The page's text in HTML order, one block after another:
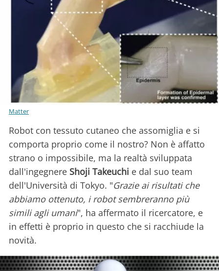
Matter
Robot con tessuto cutaneo che assomiglia e si
comporta proprio come il nostro? Non è affatto
strano o impossibile, ma la realtà sviluppata
dall'ingegnere Shoji Takeuchi e dal suo team
dell'Università di Tokyo. "Grazie ai risultati che
abbiamo ottenuto, i robot sembreranno più
simili agli umani", ha affermato il ricercatore, e
in effetti è proprio in questo che si racchiude la
novità.